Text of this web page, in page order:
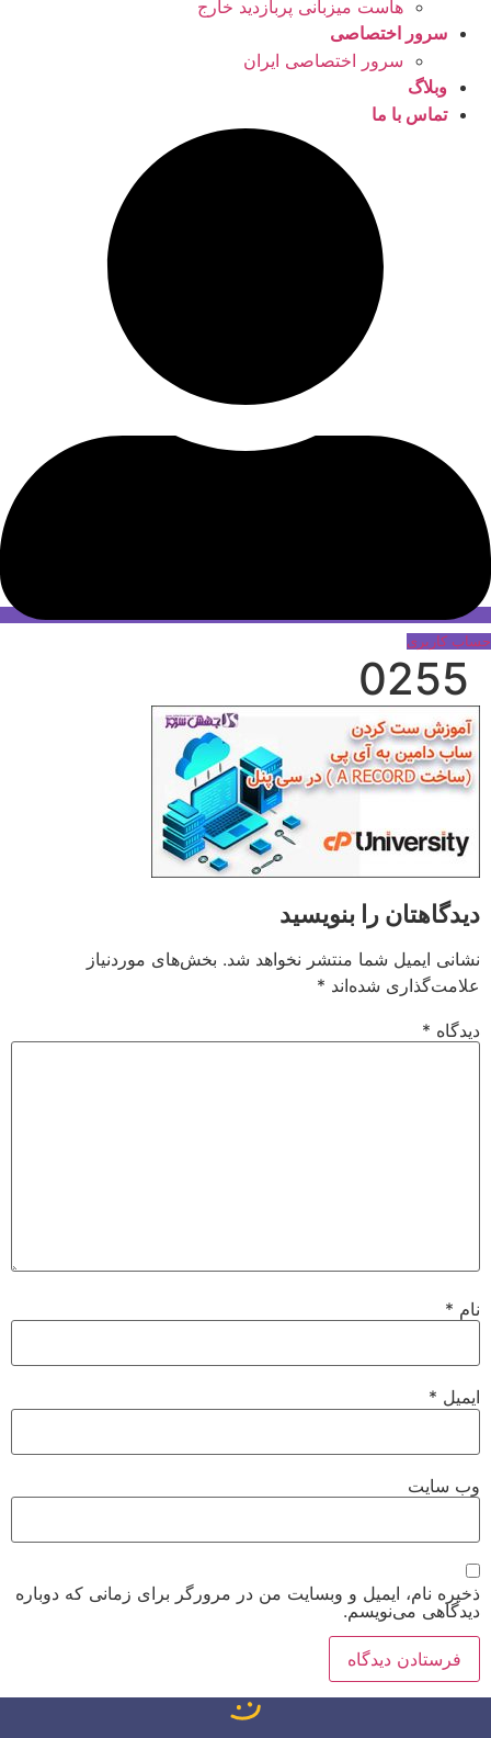
هاست میزبانی پربازدید خارج
سرور اختصاصی
سرور اختصاصی ایران
وبلاگ
تماس با ما
حساب کاربری
0255
دیدگاهتان را بنویسید
نشانی ایمیل شما منتشر نخواهد شد. بخش‌های موردنیاز
علامت‌گذاری شده‌اند *
دیدگاه *
نام *
ایمیل *
وب‌ سایت
ذخیره نام، ایمیل و وبسایت من در مرورگر برای زمانی که دوباره
دیدگاهی می‌نویسم.